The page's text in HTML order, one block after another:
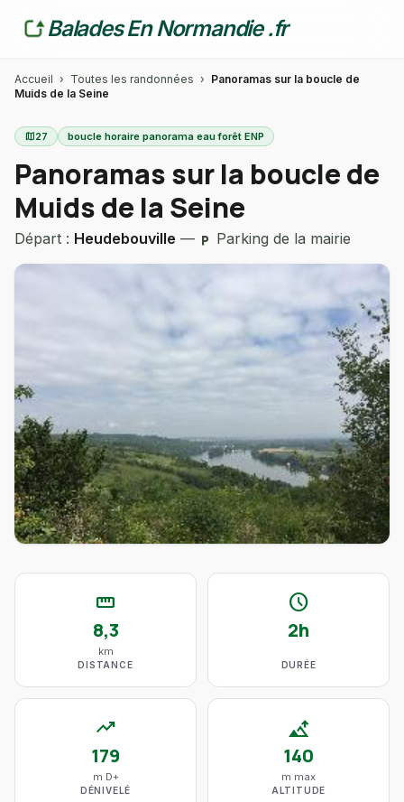
Balades En Normandie .fr
Accueil › Toutes les randonnées › Panoramas sur la boucle de
Muids de la Seine
map27 boucle horaire panorama eau forêt ENP
Panoramas sur la boucle de
Muids de la Seine
Départ : Heudebouville — local_parking Parking de la mairie
straighten
8,3
km
DISTANCE
schedule
2h
DURÉE
trending_up
179
m D+
DÉNIVELÉ
altitude
140
m max
ALTITUDE